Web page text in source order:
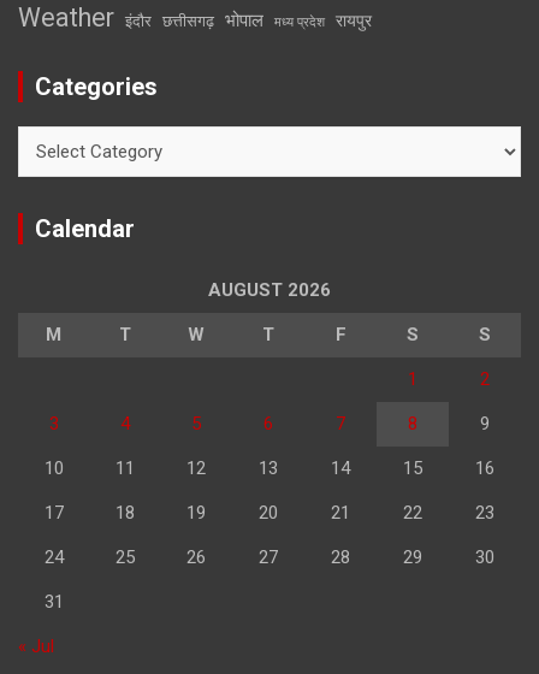
Weather इंदौर छत्तीसगढ़ भोपाल मध्य प्रदेश रायपुर
Categories
Calendar
AUGUST 2026
M T W T F S S
1 2
3 4 5 6 7 8 9
10 11 12 13 14 15 16
17 18 19 20 21 22 23
24 25 26 27 28 29 30
31
« Jul